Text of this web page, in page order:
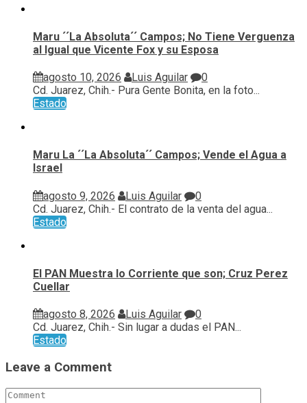
Maru ´´La Absoluta´´ Campos; No Tiene Verguenza
al Igual que Vicente Fox y su Esposa
agosto 10, 2026 Luis Aguilar
0
Cd. Juarez, Chih.- Pura Gente Bonita, en la foto...
Estado
Maru La ´´La Absoluta´´ Campos; Vende el Agua a
Israel
agosto 9, 2026 Luis Aguilar
0
Cd. Juarez, Chih.- El contrato de la venta del agua...
Estado
El PAN Muestra lo Corriente que son; Cruz Perez
Cuellar
agosto 8, 2026 Luis Aguilar
0
Cd. Juarez, Chih.- Sin lugar a dudas el PAN...
Estado
Leave a Comment